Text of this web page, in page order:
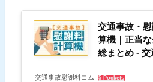
交通事故・
算機｜正当
総まとめ -
交通事故慰謝料コム 5 Pockets